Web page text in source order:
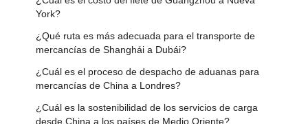
York?
¿Qué ruta es más adecuada para el transporte de
mercancías de Shanghái a Dubái?
¿Cuál es el proceso de despacho de aduanas para
mercancías de China a Londres?
¿Cuál es la sostenibilidad de los servicios de carga
desde China a los países de Medio Oriente?